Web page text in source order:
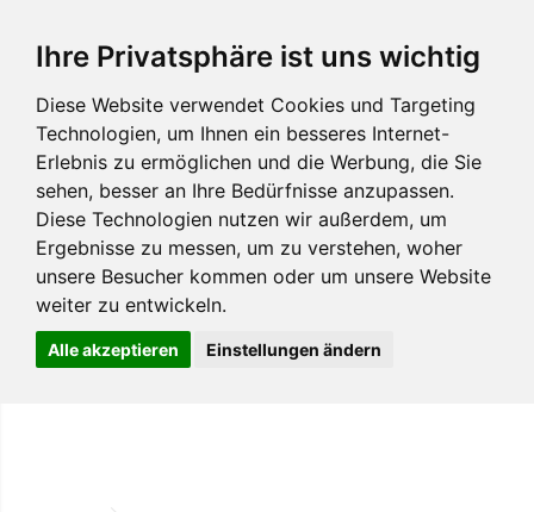
Ihre Privatsphäre ist uns wichtig
Diese Website verwendet Cookies und Targeting
Technologien, um Ihnen ein besseres Internet-
Erlebnis zu ermöglichen und die Werbung, die Sie
sehen, besser an Ihre Bedürfnisse anzupassen.
Diese Technologien nutzen wir außerdem, um
Ergebnisse zu messen, um zu verstehen, woher
unsere Besucher kommen oder um unsere Website
weiter zu entwickeln.
Alle akzeptieren Einstellungen ändern